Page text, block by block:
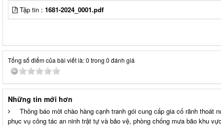
Tập tin : 1681-2024_0001.pdf
Tổng số điểm của bài viết là: 0 trong 0 đánh giá
Những tin mới hơn
Thông báo mời chào hàng cạnh tranh gói cung cấp gia cố rãnh thoát
phục vụ công tác an ninh trật tự và bảo vệ, phòng chống mưa bão khu